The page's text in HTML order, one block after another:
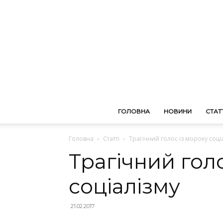
ГОЛОВНА НОВИНИ
Головна Статті Трагічний голос із мороку
Трагічний
соціалізму
21.02.2017